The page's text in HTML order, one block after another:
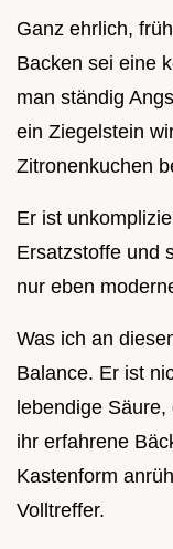
Ganz ehrlich,
Backen sei eine
man ständig
ein Ziegelstein
Zitronenkuchen
Er ist
Ersatzstoffe und
nur eben
Was ich an
Balance. Er ist
lebendige
ihr erfahrene
Kastenform
Volltreffer.